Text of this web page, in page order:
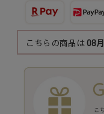
こちらの商品は08